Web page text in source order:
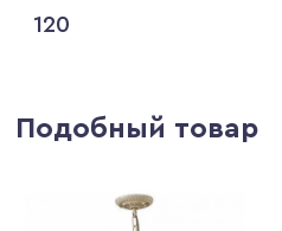
120
Подобный товар